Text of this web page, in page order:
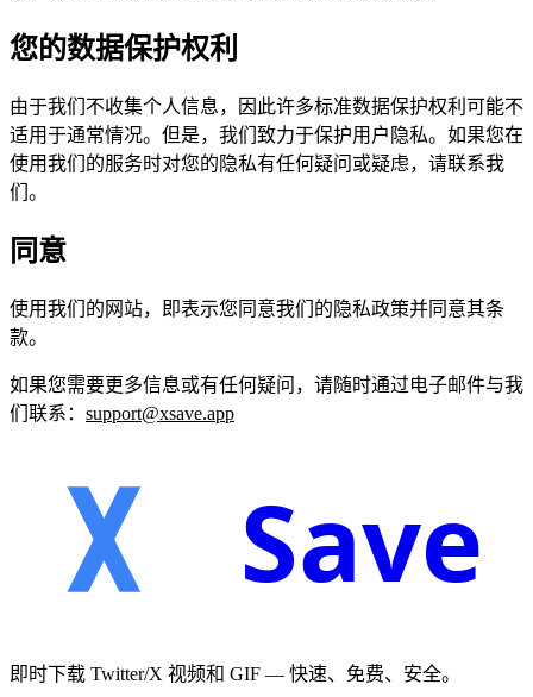
您的数据保护权利
由于我们不收集个人信息，因此许多标准数据保护权利可能不
适用于通常情况。但是，我们致力于保护用户隐私。如果您在
使用我们的服务时对您的隐私有任何疑问或疑虑，请联系我
们。
同意
使用我们的网站，即表示您同意我们的隐私政策并同意其条
款。
如果您需要更多信息或有任何疑问，请随时通过电子邮件与我
们联系： support@xsave.app
Save
即时下载 Twitter/X 视频和 GIF — 快速、免费、安全。